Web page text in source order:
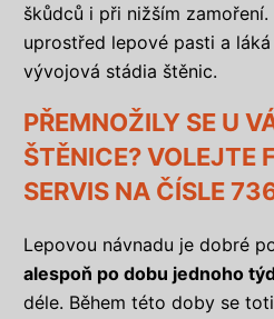
škůdců i při nižším
uprostřed lepové pasti a
vývojová stádia štěnic.
PŘEMNOŽILY SE U
ŠTĚNICE? VOLEJTE
SERVIS NA ČÍSLE
Lepovou návnadu je dobré
alespoň po dobu jednoho
déle. Během této doby se